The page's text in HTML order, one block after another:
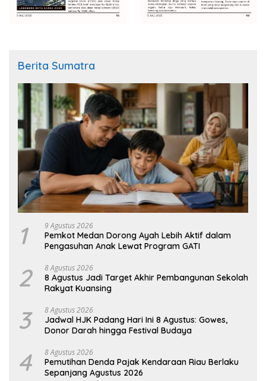
Berita Sumatra
1 9 Agustus 2026
Pemkot Medan Dorong Ayah Lebih Aktif dalam
Pengasuhan Anak Lewat Program GATI
2 8 Agustus 2026
8 Agustus Jadi Target Akhir Pembangunan Sekolah
Rakyat Kuansing
3 8 Agustus 2026
Jadwal HJK Padang Hari Ini 8 Agustus: Gowes,
Donor Darah hingga Festival Budaya
4 8 Agustus 2026
Pemutihan Denda Pajak Kendaraan Riau Berlaku
Sepanjang Agustus 2026